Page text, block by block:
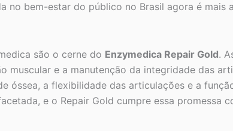
no bem-estar do público no Brasil agora é mais
são o cerne do Enzymedica Repair Gold.
muscular e a manutenção da integridade das
óssea, a flexibilidade das articulações e a
e o Repair Gold cumpre essa promessa